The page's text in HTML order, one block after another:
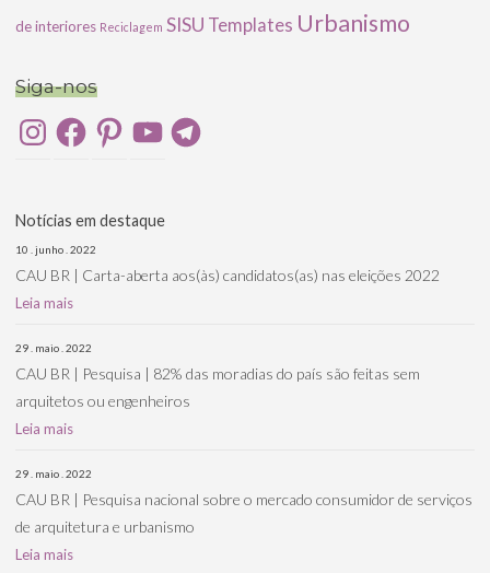
de interiores Reciclagem SISU Templates Urbanismo
Siga-nos
InstagramFacebookPinterestYouTubeTelegram
Notícias em destaque
10 . junho . 2022
CAU BR | Carta-aberta aos(às) candidatos(as) nas eleições 2022
Leia mais
29 . maio . 2022
CAU BR | Pesquisa | 82% das moradias do país são feitas sem
arquitetos ou engenheiros
Leia mais
29 . maio . 2022
CAU BR | Pesquisa nacional sobre o mercado consumidor de serviços
de arquitetura e urbanismo
Leia mais